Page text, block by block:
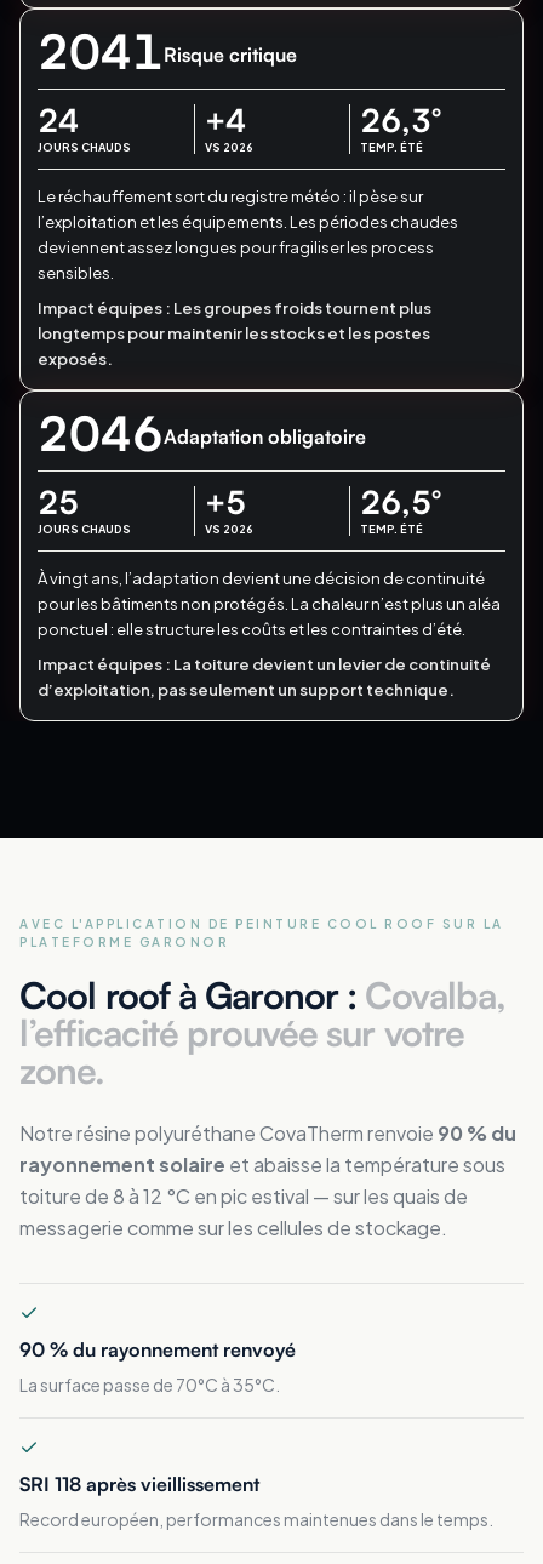
2041Risque critique
24
JOURS CHAUDS
+4
VS 2026
26,3°
TEMP. ÉTÉ
Le réchauffement sort du registre météo : il pèse sur
l’exploitation et les équipements. Les périodes chaudes
deviennent assez longues pour fragiliser les process
sensibles.
Impact équipes : Les groupes froids tournent plus
longtemps pour maintenir les stocks et les postes
exposés.
2046Adaptation obligatoire
25
JOURS CHAUDS
+5
VS 2026
26,5°
TEMP. ÉTÉ
À vingt ans, l’adaptation devient une décision de continuité
pour les bâtiments non protégés. La chaleur n’est plus un aléa
ponctuel : elle structure les coûts et les contraintes d’été.
Impact équipes : La toiture devient un levier de continuité
d’exploitation, pas seulement un support technique.
AVEC L'APPLICATION DE PEINTURE COOL ROOF
SUR LA
PLATEFORME GARONOR
Cool roof à Garonor : Covalba,
l’efficacité prouvée sur votre
zone.
Notre résine polyuréthane CovaTherm renvoie 90 % du
rayonnement solaire et abaisse la température sous
toiture de 8 à 12 °C en pic estival — sur les quais de
messagerie comme sur les cellules de stockage.
90 % du rayonnement renvoyé
La surface passe de 70°C à 35°C.
SRI 118 après vieillissement
Record européen, performances maintenues dans le temps.